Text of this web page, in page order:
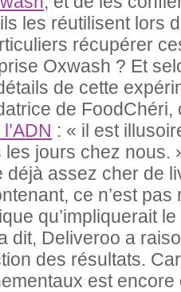
les réutilisent
récupérer
Oxwash ? Et
de cette
de
: « il est
jours chez nous.
déjà assez cher de
ce n’est
qu’impliquerait
dit, Deliveroo a
des résultats.
est